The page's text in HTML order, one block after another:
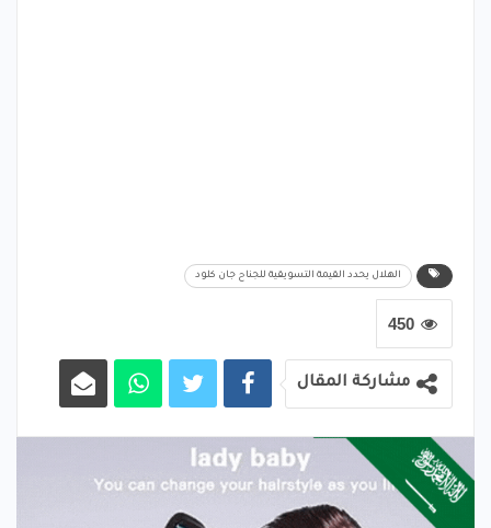
الهلال يحدد القيمة التسويقية للجناح جان كلود
450
مشاركة المقال